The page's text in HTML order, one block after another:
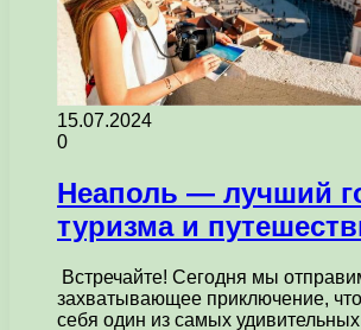
15.07.2024
0
Неаполь — лучший
туризма и
Встречайте! Сегодня мы
захватывающее приключение,
себя один из самых